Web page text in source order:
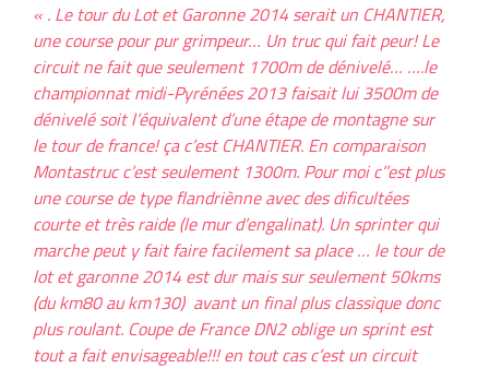
« . Le tour du Lot et Garonne 2014 serait un CHANTIER,
une course pour pur grimpeur… Un truc qui fait peur! Le
circuit ne fait que seulement 1700m de dénivelé… ….le
championnat midi-Pyrénées 2013 faisait lui 3500m de
dénivelé soit l’équivalent d’une étape de montagne sur
le tour de france! ça c’est CHANTIER. En comparaison
Montastruc c’est seulement 1300m. Pour moi c’’est plus
une course de type flandriènne avec des dificultées
courte et très raide (le mur d’engalinat). Un sprinter qui
marche peut y fait faire facilement sa place … le tour de
lot et garonne 2014 est dur mais sur seulement 50kms
(du km80 au km130) avant un final plus classique donc
plus roulant. Coupe de France DN2 oblige un sprint est
tout a fait envisageable!!! en tout cas c’est un circuit